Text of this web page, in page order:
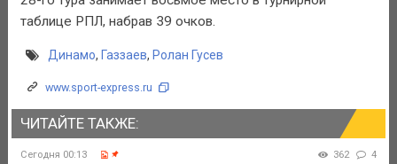
таблице РПЛ, набрав 39 очков.
Динамо, Газзаев, Ролан Гусев
www.sport-express.ru
ЧИТАЙТЕ ТАКЖЕ:
Сегодня 00:13 362 4